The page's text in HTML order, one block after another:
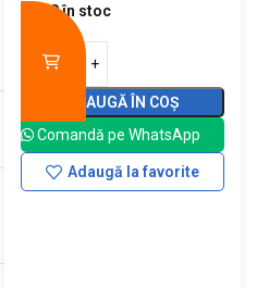
78 în stoc
ADAUGĂ ÎN COȘ
Comandă pe WhatsApp
Adaugă la favorite